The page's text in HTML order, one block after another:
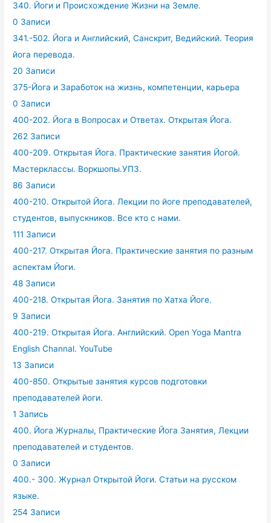
340. Йоги и Происхождение Жизни на Земле.
0 Записи
341.-502. Йога и Английский, Санскрит, Ведийский. Теория
йога перевода.
20 Записи
375-Йога и Заработок на жизнь, компетенции, карьера
0 Записи
400-202. Йога в Вопросах и Ответах. Открытая Йога.
262 Записи
400-209. Открытая Йога. Практические занятия Йогой.
Мастерклассы. Воркшопы.УПЗ.
86 Записи
400-210. Открытой Йога. Лекции по йоге преподавателей,
студентов, выпускников. Все кто с нами.
111 Записи
400-217. Открытая Йога. Практические занятия по разным
аспектам Йоги.
48 Записи
400-218. Открытая Йога. Занятия по Хатха Йоге.
9 Записи
400-219. Открытая Йога. Английский. Open Yoga Mantra
English Channal. YouTube
13 Записи
400-850. Открытые занятия курсов подготовки
преподавателей йоги.
1 Запись
400. Йога Журналы, Практические Йога Занятия, Лекции
преподавателей и студентов.
0 Записи
400.- 300. Журнал Открытой Йоги. Статьи на русском
языке.
254 Записи